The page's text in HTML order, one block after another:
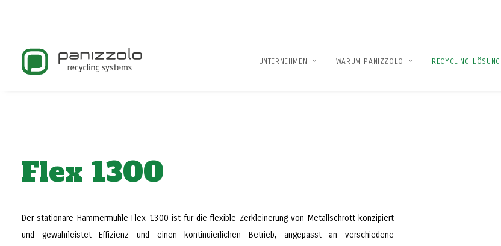
UNTERNEHMEN WARUM PANIZZOLO RECYCLING-
Flex 1300
Der stationäre Hammermühle Flex 1300 ist für die flexible Zerkleinerung von Metallschrott konzipiert
und gewährleistet Effizienz und einen kontinuierlichen Betrieb, angepasst an verschiedene